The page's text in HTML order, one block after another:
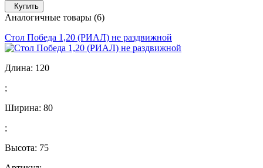
Купить
Аналогичные товары (6)
Стол Победа 1,20 (РИАЛ) не раздвижной
Длина: 120
;
Ширина: 80
;
Высота: 75